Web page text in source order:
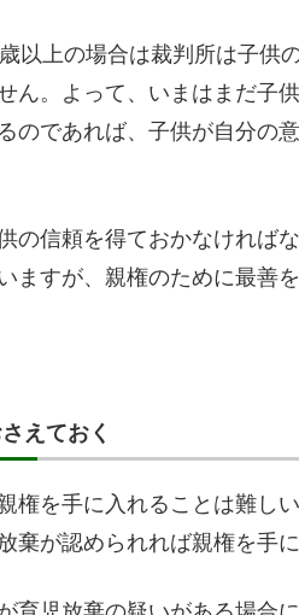
以上の場合は裁判所は子供
ん。よって、いまはまだ子
のであれば、子供が自分の
の信頼を得ておかなければ
ますが、親権のために最善
えておく
権を手に入れることは難し
棄が認められれば親権を手